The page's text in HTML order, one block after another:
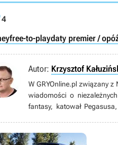
4
free-to-playdaty premier /
Autor: Krzysztof
W GRYOnline.pl związany
wiadomości o
fantasy, katował
zdecydowanie lepiej tworzy